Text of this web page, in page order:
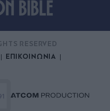
ΕΠΙΚΟΙΝΩΝΙΑ
RESERVED